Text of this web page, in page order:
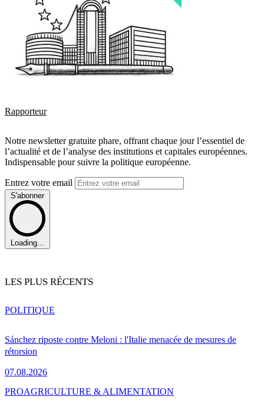
Rapporteur
Notre newsletter gratuite phare, offrant chaque jour l’essentiel de
l’actualité et de l’analyse des institutions et capitales européennes.
Indispensable pour suivre la politique européenne.
Entrez votre email
S'abonner
Loading...
LES PLUS RÉCENTS
Sánchez riposte contre Meloni : l'Italie menacée de mesures de
rétorsion
07.08.2026
POLITIQUE
PROAGRICULTURE & ALIMENTATION